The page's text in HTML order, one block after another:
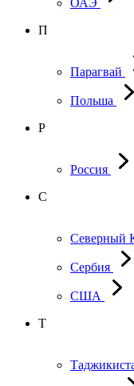
ОАЭ
П
Парагвай
Польша
Р
Россия
С
Северный
Сербия
США
Т